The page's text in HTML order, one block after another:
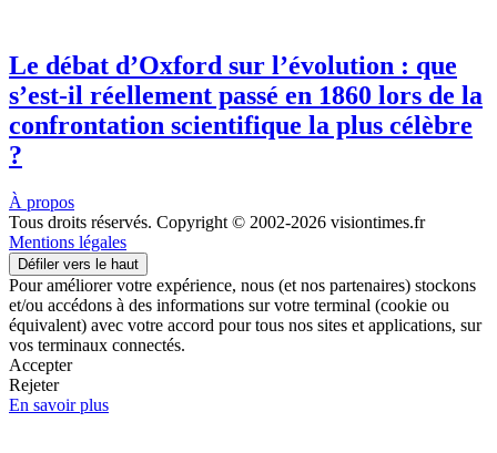
Le débat d’Oxford sur l’évolution : que
s’est-il réellement passé en 1860 lors de la
confrontation scientifique la plus célèbre
?
À propos
Tous droits réservés. Copyright © 2002-2026 visiontimes.fr
Mentions légales
Défiler vers le haut
Pour améliorer votre expérience, nous (et nos partenaires) stockons
et/ou accédons à des informations sur votre terminal (cookie ou
équivalent) avec votre accord pour tous nos sites et applications, sur
vos terminaux connectés.
Accepter
Rejeter
En savoir plus